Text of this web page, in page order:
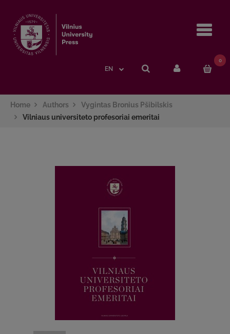
EN
0
Home Authors
Vygintas Bronius Pšibilskis
Vilniaus universiteto profesoriai emeritai